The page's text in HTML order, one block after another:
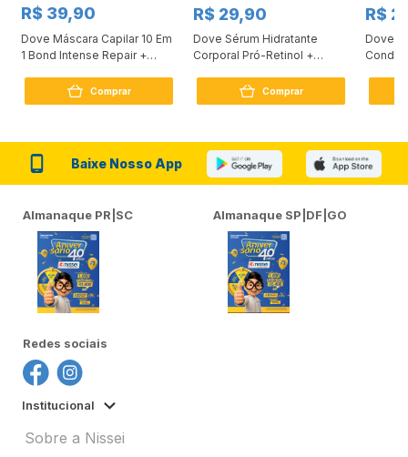
R$ 39,90
Dove Máscara Capilar 10 Em
1 Bond Intense Repair +
Comprar
R$ 29,90
Dove Sérum Hidratante
Corporal Pró-Retinol +
Comprar
R$
Dove
Baixe Nosso App
Almanaque PR|SC Almanaque SP|DF|GO
Redes sociais
Institucional
Sobre a Nissei